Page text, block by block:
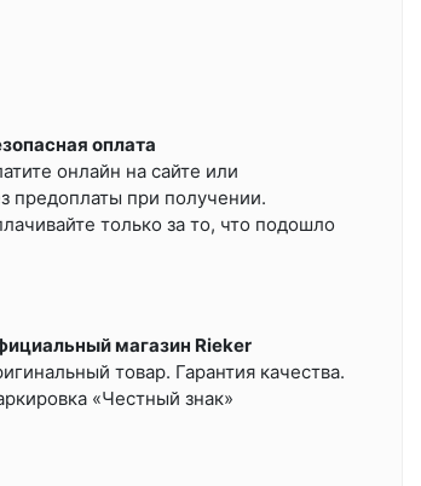
оплата
онлайн на сайте или
предоплаты при получении.
только за то, что подошло
магазин Rieker
товар. Гарантия качества.
«Честный знак»